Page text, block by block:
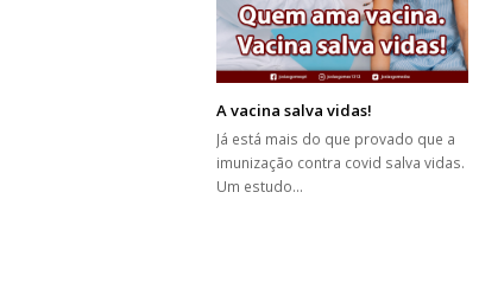
A vacina salva vidas!
Já está mais do que provado que a
imunização contra covid salva vidas.
Um estudo…